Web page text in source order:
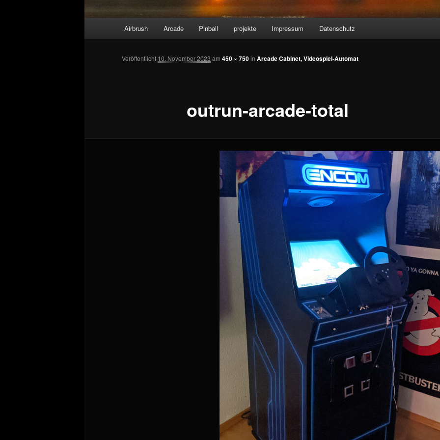
Airbrush Arcade Pinball projekte Impressum Datenschutz
outrun-arcade-total
Veröffentlicht 10. November 2023 am 450 × 750in Arcade Cabinet, Videospiel-Automat